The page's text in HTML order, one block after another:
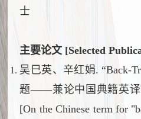
士
主要论文 [Selected
吴巳英、辛红娟. “Back-
题——兼论中国典籍英译
[On the Chinese term for